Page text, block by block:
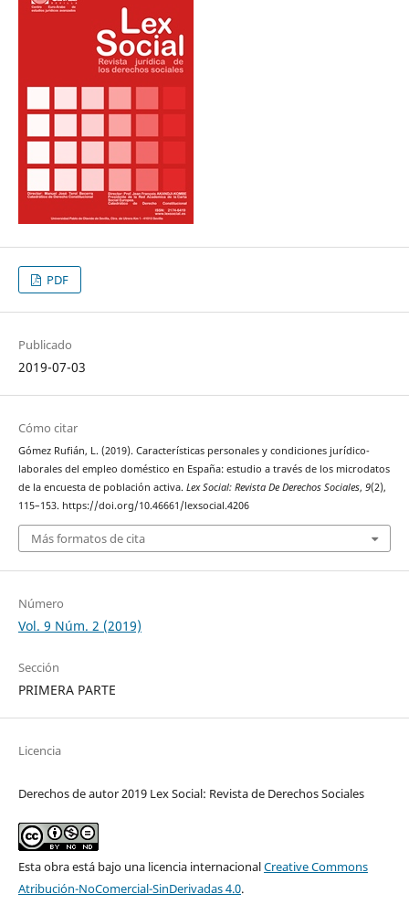
PDF
Publicado
2019-07-03
Cómo citar
Gómez Rufián, L. (2019). Características personales y condiciones jurídico-
laborales del empleo doméstico en España: estudio a través de los microdatos
de la encuesta de población activa. Lex Social: Revista De Derechos Sociales, 9(2),
115–153. https://doi.org/10.46661/lexsocial.4206
Más formatos de cita
Número
Vol. 9 Núm. 2 (2019)
Sección
PRIMERA PARTE
Licencia
Derechos de autor 2019 Lex Social: Revista de Derechos Sociales
Esta obra está bajo una licencia internacionalCreative Commons
Atribución-NoComercial-SinDerivadas 4.0.